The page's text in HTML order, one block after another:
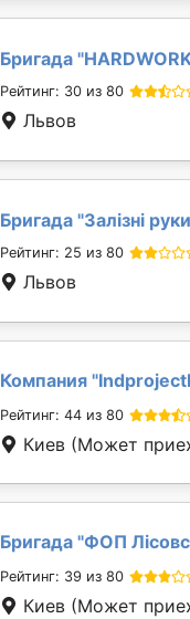
Бригада "
Рейтинг: 30 из 80
Львов
Бригада "Залізні руки
Рейтинг: 25 из 80
Львов
Компания "
Рейтинг: 44 из 80
Киев (Может
Бригада "ФОП
Рейтинг: 39 из 80
Киев (Может